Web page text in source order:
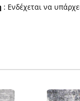
: Ενδέχεται να